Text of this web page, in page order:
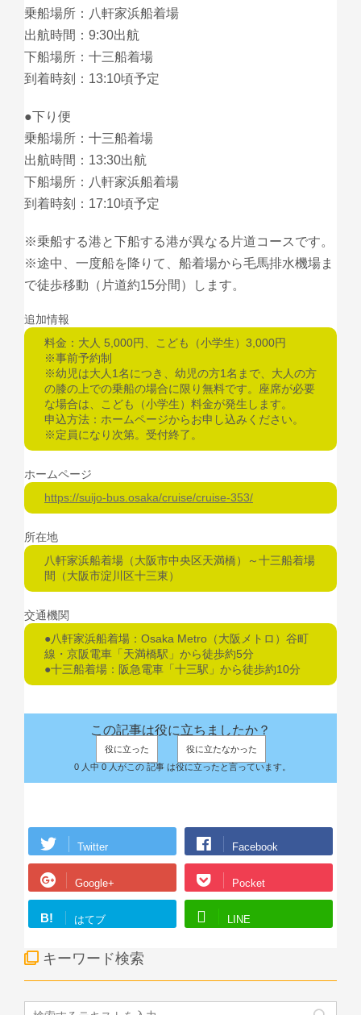
乗船場所：八軒家浜船着場
出航時間：9:30出航
下船場所：十三船着場
到着時刻：13:10頃予定
●下り便
乗船場所：十三船着場
出航時間：13:30出航
下船場所：八軒家浜船着場
到着時刻：17:10頃予定
※乗船する港と下船する港が異なる片道コースです。
※途中、一度船を降りて、船着場から毛馬排水機場ま
で徒歩移動（片道約15分間）します。
追加情報
料金：大人 5,000円、こども（小学生）3,000円
※事前予約制
※幼児は大人1名につき、幼児の方1名まで、大人の方
の膝の上での乗船の場合に限り無料です。座席が必要
な場合は、こども（小学生）料金が発生します。
申込方法：ホームページからお申し込みください。
※定員になり次第。受付終了。
ホームページ
https://suijo-bus.osaka/cruise/cruise-353/
所在地
八軒家浜船着場（大阪市中央区天満橋）～十三船着場
間（大阪市淀川区十三東）
交通機関
●八軒家浜船着場：Osaka Metro（大阪メトロ）谷町
線・京阪電車「天満橋駅」から徒歩約5分
●十三船着場：阪急電車「十三駅」から徒歩約10分
この記事は役に立ちましたか？
役に立った
役に立たなかった
0 人中 0 人がこの 記事 は役に立ったと言っています。
Twitter Facebook
Google+ Pocket
B! はてブ LINE
キーワード検索